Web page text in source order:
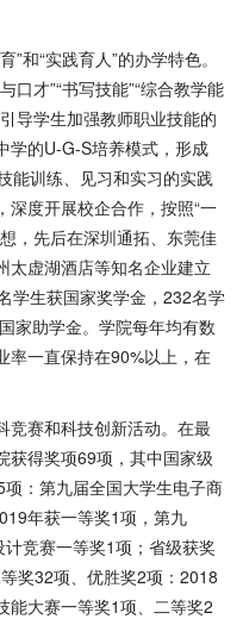
和“实践育人”的办学特色。
口才”“书写技能”“综合教学能
导学生加强教师职业技能的
学的U-G-S培养模式，形成
能训练、见习和实习的实践
深度开展校企合作，按照“一
，先后在深圳通拓、东莞佳
太虚湖酒店等知名企业建立
学生获国家奖学金，232名学
家助学金。学院每年均有数
率一直保持在90%以上，在
竞赛和科技创新活动。在最
获得奖项69项，其中国家级
：第九届全国大学生电子商
年获一等奖1项，第九
计竞赛一等奖1项；省级获奖
奖32项、优胜奖2项：2018
能大赛一等奖1项、二等奖2